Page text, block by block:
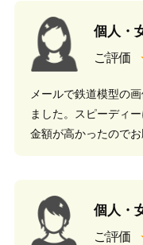
個人・
ご評価
メールで鉄道模型の
ました。スピーディ
金額が高かったのでお
個人・
ご評価